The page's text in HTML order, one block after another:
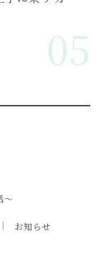
05
～
お知らせ